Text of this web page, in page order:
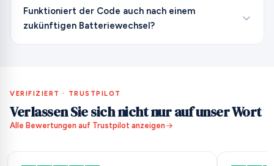
Funktioniert der Code auch nach einem
zukünftigen Batteriewechsel?
VERIFIZIERT · TRUSTPILOT
Verlassen Sie sich nicht nur auf unser Wort
Alle Bewertungen auf Trustpilot anzeigen